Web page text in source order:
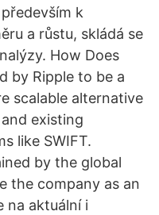
k
a růstu, skládá se
How Does
by Ripple to be a
scalable alternative
existing
like SWIFT.
by the global
the company as an
na aktuální i